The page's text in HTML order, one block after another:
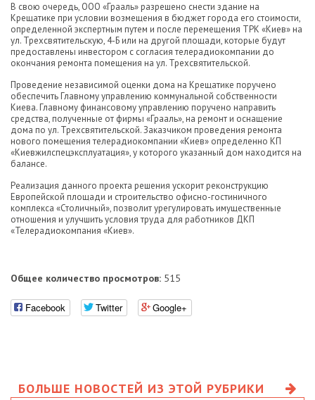
В свою очередь, ООО «Грааль» разрешено снести здание на
Крещатике при условии возмещения в бюджет города его стоимости,
определенной экспертным путем и после перемещения ТРК «Киев» на
ул. Трехсвятительскую, 4-Б или на другой площади, которые будут
предоставлены инвестором с согласия телерадиокомпании до
окончания ремонта помещения на ул. Трехсвятительской.
Проведение независимой оценки дома на Крещатике поручено
обеспечить Главному управлению коммунальной собственности
Киева. Главному финансовому управлению поручено направить
средства, полученные от фирмы «Грааль», на ремонт и оснащение
дома по ул. Трехсвятительской. Заказчиком проведения ремонта
нового помещения телерадиокомпании «Киев» определенно КП
«Киевжилспецэксплуатация», у которого указанный дом находится на
балансе.
Реализация данного проекта решения ускорит реконструкцию
Европейской площади и строительство офисно-гостиничного
комплекса «Столичный», позволит урегулировать имущественные
отношения и улучшить условия труда для работников ДКП
«Телерадиокомпания «Киев».
Общее количество просмотров: 515
Facebook Twitter Google+
БОЛЬШЕ НОВОСТЕЙ ИЗ ЭТОЙ РУБРИКИ